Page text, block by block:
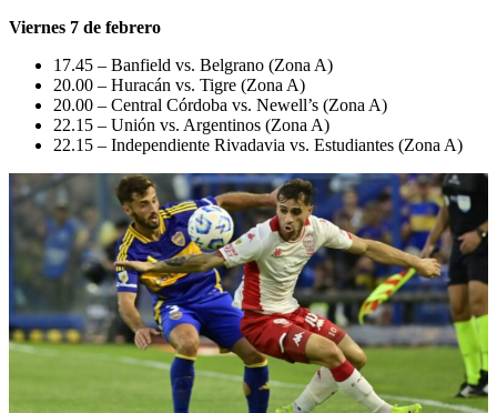
Viernes 7 de febrero
17.45 – Banfield vs. Belgrano (Zona A)
20.00 – Huracán vs. Tigre (Zona A)
20.00 – Central Córdoba vs. Newell’s (Zona A)
22.15 – Unión vs. Argentinos (Zona A)
22.15 – Independiente Rivadavia vs. Estudiantes (Zona A)